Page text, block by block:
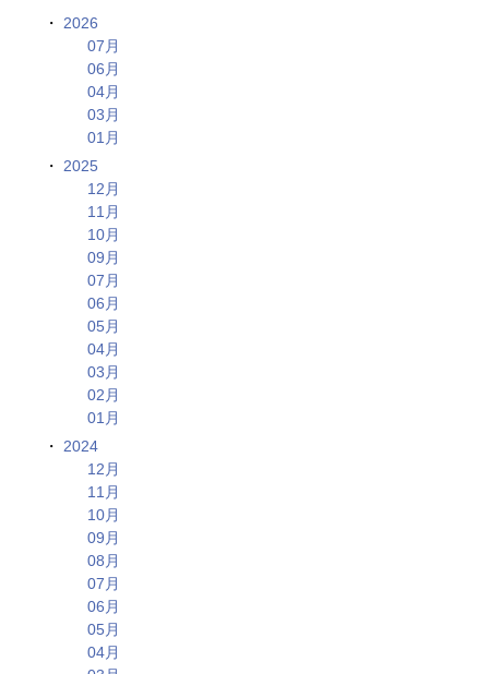
2026
07月
06月
04月
03月
01月
2025
12月
11月
10月
09月
07月
06月
05月
04月
03月
02月
01月
2024
12月
11月
10月
09月
08月
07月
06月
05月
04月